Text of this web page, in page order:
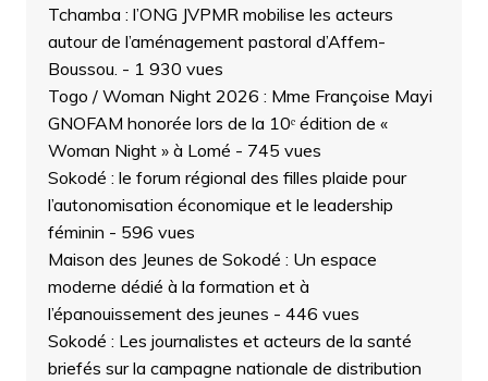
Tchamba : l’ONG JVPMR mobilise les acteurs
autour de l’aménagement pastoral d’Affem-
Boussou. - 1 930 vues
Togo / Woman Night 2026 : Mme Françoise Mayi
GNOFAM honorée lors de la 10ᵉ édition de «
Woman Night » à Lomé - 745 vues
Sokodé : le forum régional des filles plaide pour
l’autonomisation économique et le leadership
féminin - 596 vues
Maison des Jeunes de Sokodé : Un espace
moderne dédié à la formation et à
l’épanouissement des jeunes - 446 vues
Sokodé : Les journalistes et acteurs de la santé
briefés sur la campagne nationale de distribution